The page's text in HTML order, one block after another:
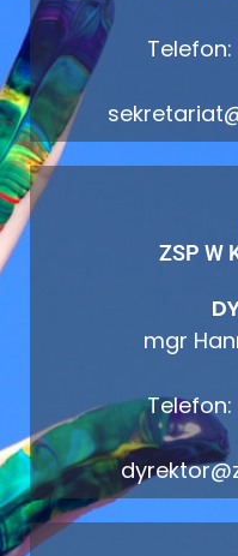
ZSP W
mgr
Telefon: